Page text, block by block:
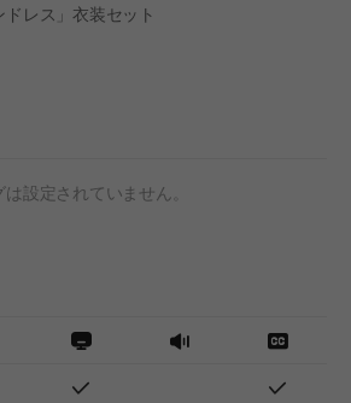
ドレス」衣装セット
は設定されていません。